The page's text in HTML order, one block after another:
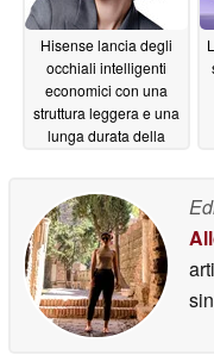
Hisense lancia degli
occhiali intelligenti
economici con una
struttura leggera e una
lunga durata della